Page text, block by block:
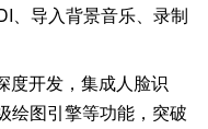
、导入背景音乐、录制
度开发，集成人脸识
绘图引擎等功能，突破